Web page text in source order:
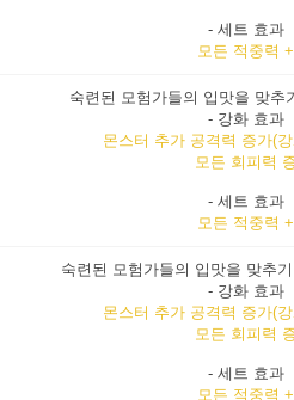
- 세트 효과
모든 적중력
숙련된 모험가들의 입맛을 맞추
- 강화 효과
몬스터 추가 공격력 증가(
모든 회피력
- 세트 효과
모든 적중력
숙련된 모험가들의 입맛을 맞추
- 강화 효과
몬스터 추가 공격력 증가(
모든 회피력
- 세트 효과
모든 적중력